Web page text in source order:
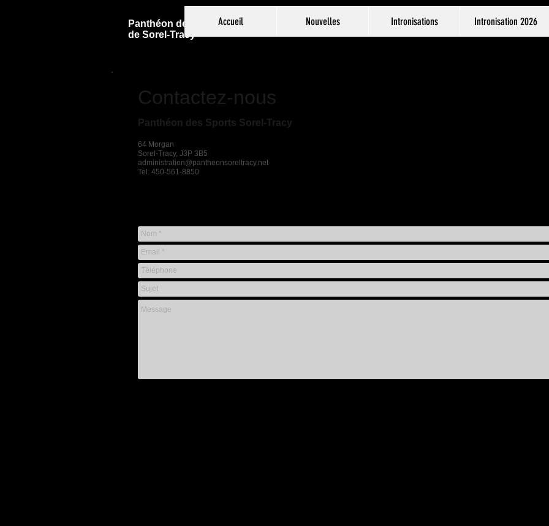
Panthéon des Sports
de Sorel-Tracy
Accueil Nouvelles Intronisations Intronisation 2026
Contactez-nous
Panthéon des Sports Sorel-Tracy
64 Morgan
Sorel-Tracy, J3P 3B5
administration@pantheonsoreltracy.net
Tel: 450-561-8850